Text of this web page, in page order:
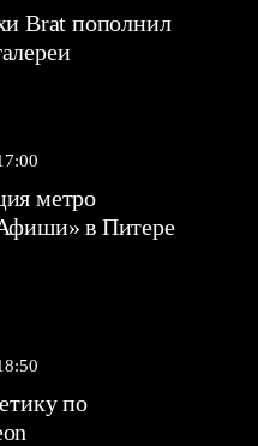
Brat пополнил
метро
в Питере
по